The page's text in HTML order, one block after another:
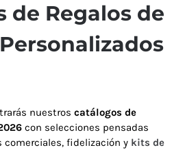
de Regalos de
nuestros catálogos de
con selecciones pensadas
comerciales, fidelización y kits de